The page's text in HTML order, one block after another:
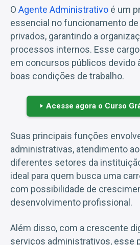
O Agente Administrativo é um
essencial no funcionamento
privados, garantindo a
processos internos. Esse
em concursos públicos devido
boas condições de trabalho.
Acesse agora o Curso
Suas principais funções
administrativas, atendimento
diferentes setores da
ideal para quem busca uma
com possibilidade de
desenvolvimento profissional.
Além disso, com a crescente
serviços administrativos, esse